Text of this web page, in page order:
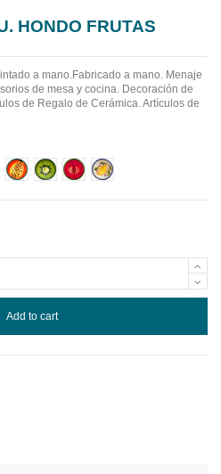
HONDO FRUTAS
a mano.Fabricado a mano. Menaje
de mesa y cocina. Decoración de
de Regalo de Cerámica. Artículos de
5
Diseño 6Diseño 7Diseño 8Diseño 9
Add to cart